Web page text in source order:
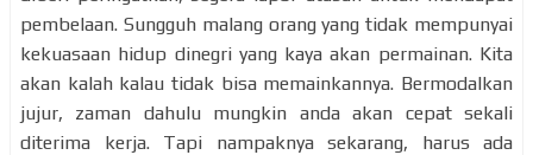
pembelaan. Sungguh malang orang yang tidak mempunyai
kekuasaan hidup dinegri yang kaya akan permainan. Kita
akan kalah kalau tidak bisa memainkannya. Bermodalkan
jujur, zaman dahulu mungkin anda akan cepat sekali
diterima kerja. Tapi nampaknya sekarang, harus ada